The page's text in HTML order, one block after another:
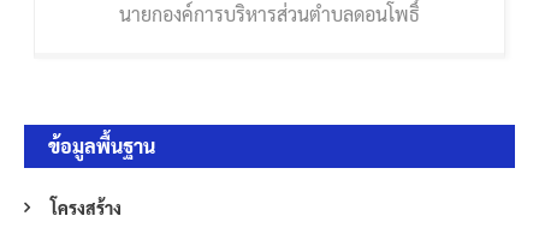
นายกองค์การบริหารส่วนตำบลดอนโพธิ์
ข้อมูลพื้นฐาน
โครงสร้าง